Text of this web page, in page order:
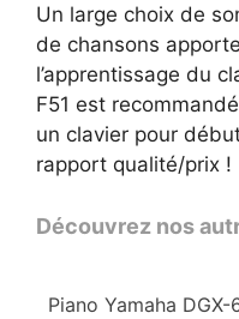
Un large choix de
de chansons
l’apprentissage du
F51 est
un clavier pour
rapport qualité/prix !
Découvrez nos
Piano Yamaha